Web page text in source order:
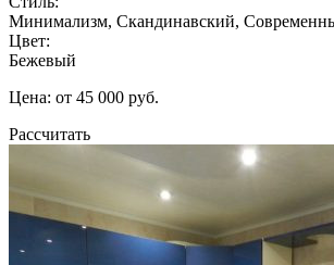
Минимализм, Скандинавский,
Цвет:
Бежевый
Цена: от 45 000 руб.
Рассчитать